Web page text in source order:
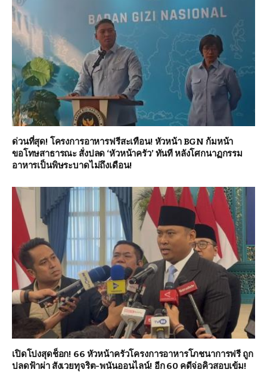
ด่วนที่สุด! โครงการอาหารฟรีสะเทือน! หัวหน้า BGN ก้มหน้า
ขอโทษสาธารณะ สั่งปลด ‘หัวหน้าครัว’ ทันที หลังโศกนาฏกรรม
อาหารเป็นพิษระบาดไม่ถึงเดือน!
เปิดโปงสุดช็อก! 66 หัวหน้าครัวโครงการอาหารโภชนาการฟรี ถูก
ปลดฟ้าผ่า สังเวยทุจริต-พนันออนไลน์! อีก 60 คดีจ่อคิวสอบเข้ม!